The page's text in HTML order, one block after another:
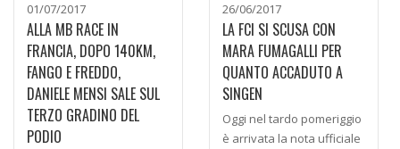
01/07/2017
ALLA MB RACE IN
FRANCIA, DOPO 140KM,
FANGO E FREDDO,
DANIELE MENSI SALE SUL
TERZO GRADINO DEL
PODIO
26/06/2017
LA FCI SI SCUSA CON
MARA FUMAGALLI PER
QUANTO ACCADUTO A
SINGEN
Oggi nel tardo pomeriggio
è arrivata la nota ufficiale